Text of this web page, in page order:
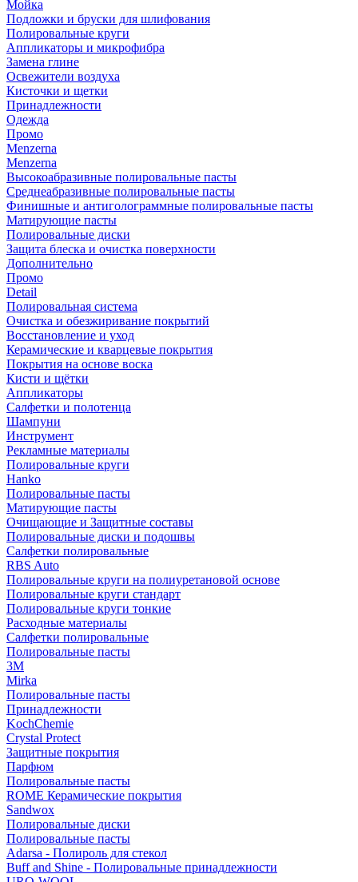
Мойка
Подложки и бруски для шлифования
Полировальные круги
Аппликаторы и микрофибра
Замена глине
Освежители воздуха
Кисточки и щетки
Принадлежности
Одежда
Промо
Menzerna
Menzerna
Высокоабразивные полировальные пасты
Среднеабразивные полировальные пасты
Финишные и антиголограммные полировальные пасты
Матирующие пасты
Полировальные диски
Защита блеска и очистка поверхности
Дополнительно
Промо
Detail
Полировальная система
Очистка и обезжиривание покрытий
Восстановление и уход
Керамические и кварцевые покрытия
Покрытия на основе воска
Кисти и щётки
Аппликаторы
Салфетки и полотенца
Шампуни
Инструмент
Рекламные материалы
Полировальные круги
Hanko
Полировальные пасты
Матирующие пасты
Очищающие и Защитные составы
Полировальные диски и подошвы
Салфетки полировальные
RBS Auto
Полировальные круги на полиуретановой основе
Полировальные круги стандарт
Полировальные круги тонкие
Расходные материалы
Салфетки полировальные
Полировальные пасты
3М
Mirka
Полировальные пасты
Принадлежности
KochChemie
Crystal Protect
Защитные покрытия
Парфюм
Полировальные пасты
ROME Керамические покрытия
Sandwox
Полировальные диски
Полировальные пасты
Adarsa - Полироль для стекол
Buff and Shine - Полировальные принадлежности